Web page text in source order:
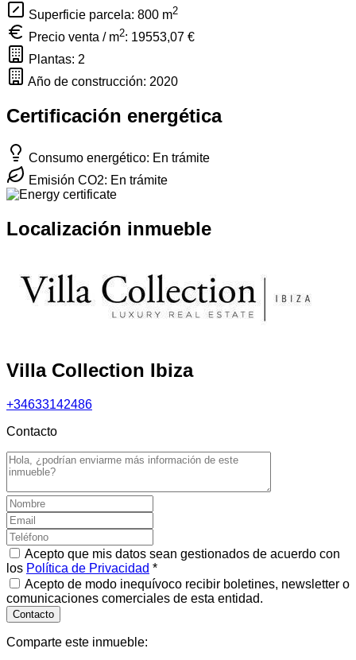
Superficie parcela: 800 m2
Precio venta / m2: 19553,07 €
Plantas: 2
Año de construcción: 2020
Certificación energética
Consumo energético: En trámite
Emisión CO2: En trámite
Localización inmueble
Villa Collection Ibiza
+34633142486
Contacto
Acepto que mis datos sean gestionados de acuerdo con
los Política de Privacidad *
Acepto de modo inequívoco recibir boletines, newsletter o
comunicaciones comerciales de esta entidad.
Comparte este inmueble: